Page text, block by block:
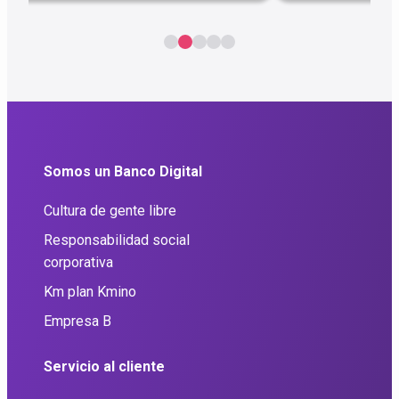
Somos un Banco Digital
Cultura de gente libre
Responsabilidad social
corporativa
Km plan Kmino
Empresa B
Servicio al cliente